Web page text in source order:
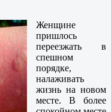
Женщине
пришлось
переезжать в
спешном
порядке,
налаживать
жизнь на новом
месте. В более